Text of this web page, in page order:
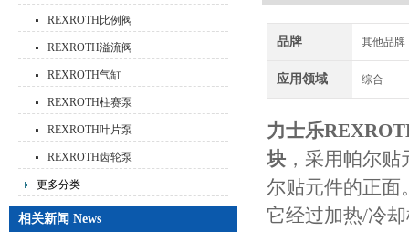
REXROTH比例阀
REXROTH溢流阀
REXROTH气缸
REXROTH柱赛泵
REXROTH叶片泵
REXROTH齿轮泵
更多分类
相关新闻 News
品牌 其他品牌
应用领域 综合
力士乐
块 ，采用帕尔
尔贴元件的正
它经过加热/冷